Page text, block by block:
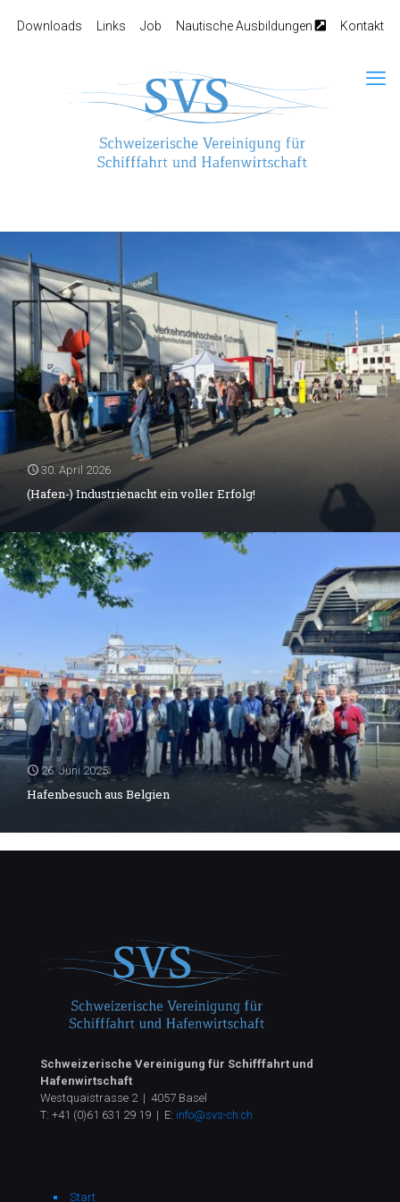
Downloads Links Job Nautische Ausbildungen Kontakt
30. April 2026
(Hafen-) Industrienacht ein voller Erfolg!
26. Juni 2025
Hafenbesuch aus Belgien
Schweizerische Vereinigung für Schifffahrt und
Hafenwirtschaft
Westquaistrasse 2 | 4057 Basel
T: +41 (0)61 631 29 19 | E: info@svs-ch.ch
Start